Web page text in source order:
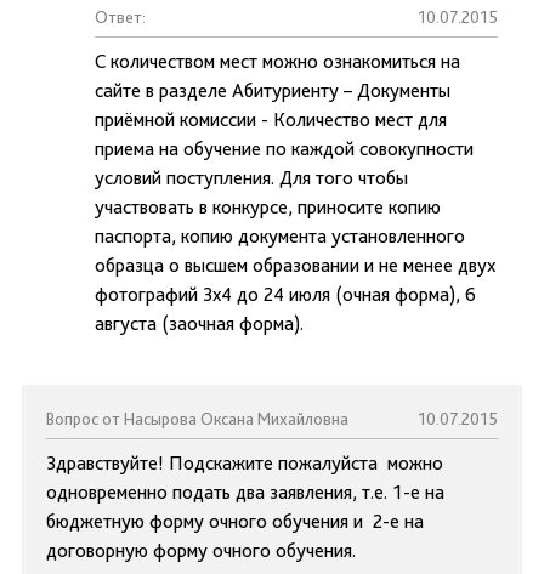
Ответ: 10.07.2015
С количеством мест можно ознакомиться на
сайте в разделе Абитуриенту – Документы
приёмной комиссии - Количество мест для
приема на обучение по каждой совокупности
условий поступления. Для того чтобы
участвовать в конкурсе, приносите копию
паспорта, копию документа установленного
образца о высшем образовании и не менее двух
фотографий 3х4 до 24 июля (очная форма), 6
августа (заочная форма).
Вопрос от Насырова Оксана Михайловна 10.07.2015
Здравствуйте! Подскажите пожалуйста можно
одновременно подать два заявления, т.е. 1-е на
бюджетную форму очного обучения и 2-е на
договорную форму очного обучения.